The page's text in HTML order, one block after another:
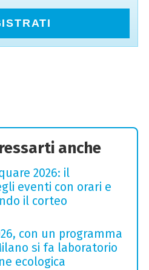
anche
2026: il
eventi con orari e
il corteo
con un programma
si fa laboratorio
ecologica